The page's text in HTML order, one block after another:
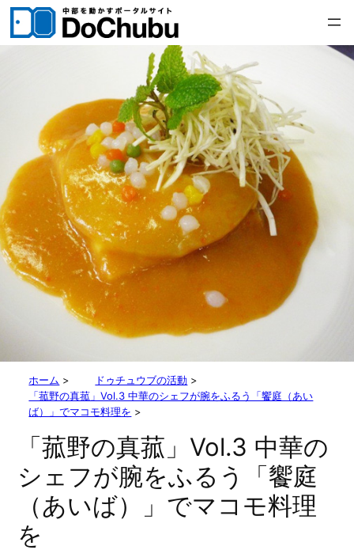
内
ホーム > ドゥチュウブの活動 >
「菰野の真菰」Vol.3 中華のシェフが腕をふるう「饗庭（あい
ば）」でマコモ料理を >
「菰野の真菰」Vol.3 中華の
シェフが腕をふるう「饗庭
（あいば）」でマコモ料理
を